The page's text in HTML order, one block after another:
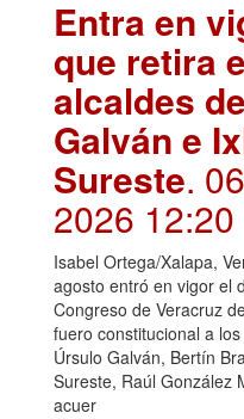
Entra en
que retira
alcaldes
Galván e
Sureste.
2026 12:20
Isabel Ortega/Xalapa,
agosto entró en vigor el
Congreso de Veracruz
fuero constitucional a
Úrsulo Galván, Bertín
Sureste, Raúl González
acuer